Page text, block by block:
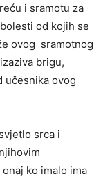
i sramotu za
od kojih se
ovog sramotnog
brigu,
učesnika ovog
srca i
ko imalo ima